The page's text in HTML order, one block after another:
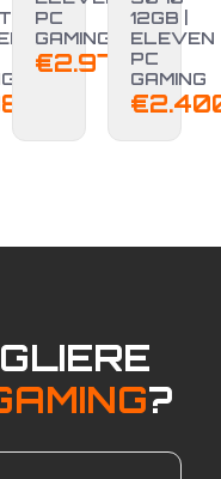
|
PC
GAMING
€2.970,00
12GB |
ELEVEN
PC
GAMING
€
?